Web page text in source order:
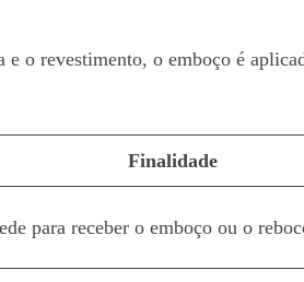
e o revestimento, o emboço é
Finalidade
para receber o emboço ou o